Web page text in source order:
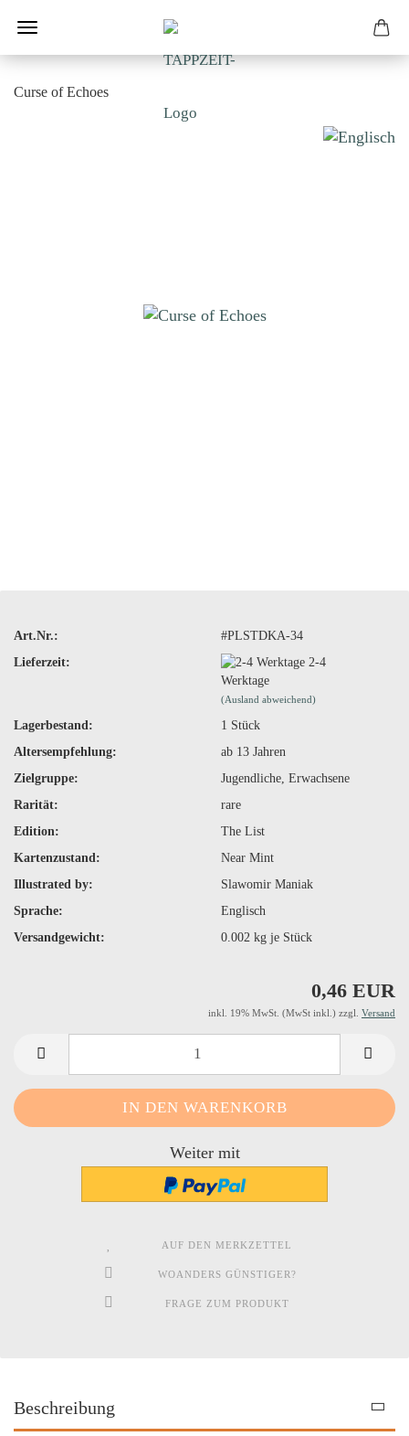
Curse of Echoes
Art.Nr.:
#PLSTDKA-34
Lieferzeit:
2-4
Werktage
(Ausland abweichend)
Lagerbestand: 1 Stück
Altersempfehlung:
ab 13 Jahren
Zielgruppe:
Jugendliche, Erwachsene
Rarität:
rare
Edition:
The List
Kartenzustand:
Near Mint
Illustrated by:
Slawomir Maniak
Sprache:
Englisch
Versandgewicht:
0.002kg je Stück
0,46 EUR
inkl. 19% MwSt. (MwSt inkl.) zzgl. Versand
Weiter mit
AUF DEN MERKZETTEL
WOANDERS GÜNSTIGER?
FRAGE ZUM PRODUKT
Beschreibung